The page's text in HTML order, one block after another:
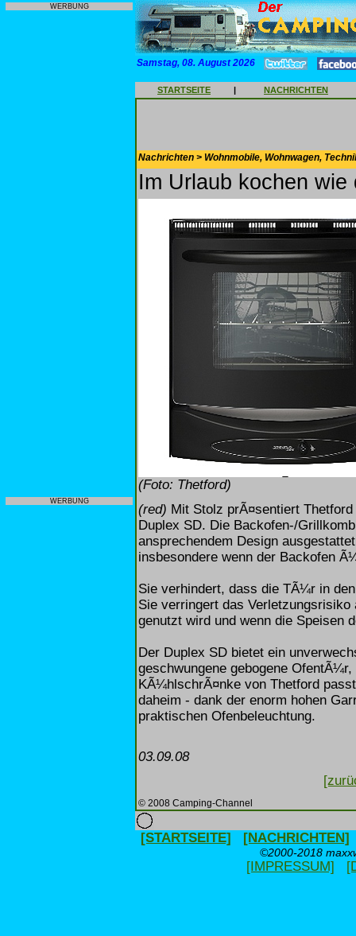
WERBUNG
WERBUNG
Samstag, 08. August 2026
STARTSEITE | NACHRICHTEN
Nachrichten > Wohnmobile, Wohnwagen,
Im Urlaub kochen wie
(Foto: Thetford)
(red) Mit Stolz prÃ¤sentiert
Duplex SD. Die Backofen-/
ansprechendem Design
insbesondere wenn der Backofen
Sie verhindert, dass die TÃ¼r in
Sie verringert das
genutzt wird und wenn die Speisen
Der Duplex SD bietet ein
geschwungene gebogene
KÃ¼hlschrÃ¤nke von Thetford
daheim - dank der enorm hohen
praktischen Ofenbeleuchtung.
03.09.08
© 2008 Camping-Channel
[STARTSEITE] [NACHRICHTEN]
©2000-2018
[IMPRESSUM]